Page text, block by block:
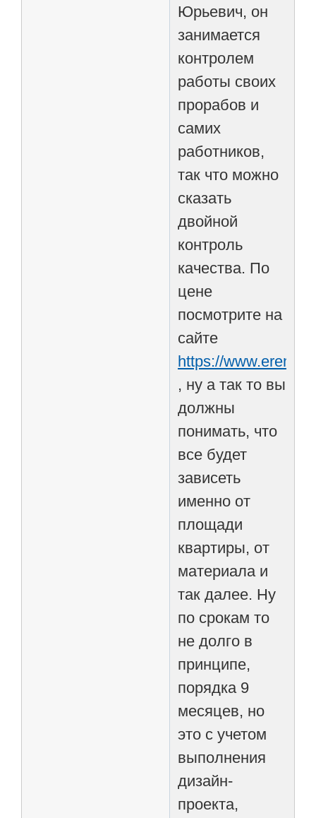
Юрьевич, он
занимается
контролем
работы своих
прорабов и
самих
работников,
так что можно
сказать
двойной
контроль
качества. По
цене
посмотрите на
сайте
https://
, ну а так то вы
должны
понимать, что
все будет
зависеть
именно от
площади
квартиры, от
материала и
так далее. Ну
по срокам то
не долго в
принципе,
порядка 9
месяцев, но
это с учетом
выполнения
дизайн-
проекта,